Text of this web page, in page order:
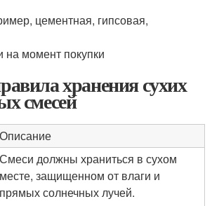
цементная, гипсовая,
на момент покупки
хранения сухих
смесей
Описание
Смеси должны храниться в сухом
месте, защищенном от влаги и
прямых солнечных лучей.